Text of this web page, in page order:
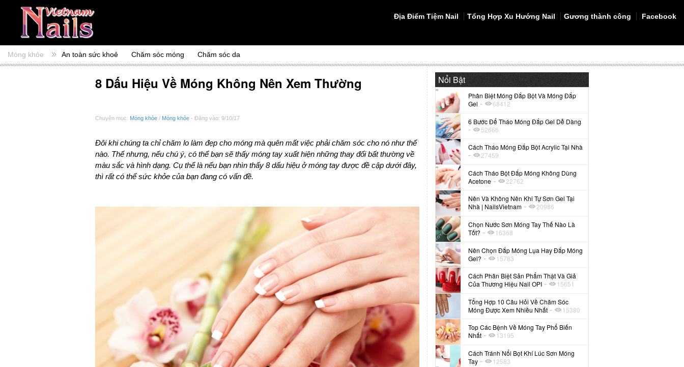
Địa Điểm Tiệm Nail Tổng Hợp Xu Hướng Nail Gương thành công Facebook
Móng khỏe An toàn sức khoẻ Chăm sóc móng Chăm sóc da
8 Dấu Hiệu Về Móng Không Nên Xem Thường
Chuyên mục: Móng khỏe / Móng khỏe - Đăng vào: 9/10/17
Đôi khi chúng ta chỉ chăm lo làm đẹp cho móng mà quên mất việc phải chăm sóc cho nó như thế
nào. Thế nhưng, nếu chú ý, có thể bạn sẽ thấy móng tay xuất hiện những thay đổi bất thường về
màu sắc và hình dạng. Cụ thể là nếu bạn nhìn thấy 8 dấu hiệu ở móng tay được đề cập dưới đây,
thì rất có thể sức khỏe của bạn đang có vấn đề.
Nổi Bật
Phân Biệt Móng Đắp Bột Và Móng Đắp
Gel - 68412
6 Bước Để Tháo Móng Đắp Gel Dễ Dàng
- 52666
Cách Tháo Móng Đắp Bột Acrylic Tại Nhà
- 27459
Cách Tháo Bột Đắp Móng Không Dùng
Acetone - 22762
Nên Và Không Nên Khi Tự Sơn Gel Tại
Nhà | NailsVietnam - 20986
Chọn Nước Sơn Móng Tay Thế Nào Là
Tốt? - 16368
Nên Chọn Đắp Móng Lụa Hay Đắp Móng
Gel? - 15783
Cách Phân Biệt Sản Phẩm Thật Và Giả
Của Thương Hiệu Nail OPI - 15651
Tổng Hợp 10 Câu Hỏi Về Chăm Sóc
Móng Được Xem Nhiều Nhất - 15380
Top Các Bệnh Về Móng Tay Phổ Biến
Nhất - 13195
Cách Tránh Nổi Bọt Khí Lúc Sơn Móng
Tay - 12583